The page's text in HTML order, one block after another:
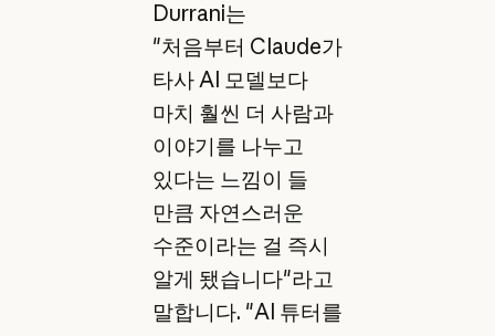
Durrani는
"처음부터 Claude가
타사 AI 모델보다
마치 훨씬 더 사람과
이야기를 나누고
있다는 느낌이 들
만큼 자연스러운
수준이라는 걸 즉시
알게 됐습니다"라고
말합니다. "AI 튜터를